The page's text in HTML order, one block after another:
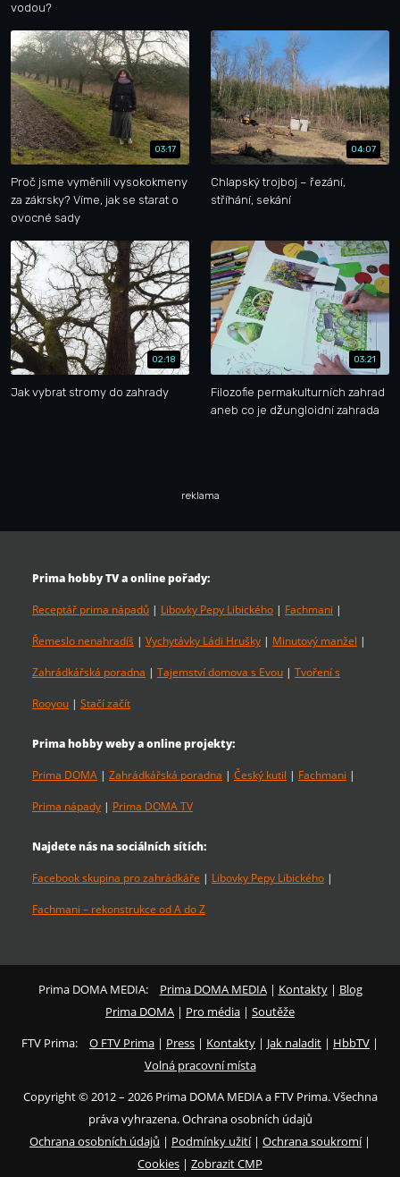
vodou?
03:17
Proč jsme vyměnili vysokokmeny
za zákrsky? Víme, jak se starat o
ovocné sady
04:07
Chlapský trojboj – řezání,
stříhání, sekání
02:18
Jak vybrat stromy do zahrady
03:21
Filozofie permakulturních zahrad
aneb co je džungloidní zahrada
reklama
Prima hobby TV a online pořady:
Receptář prima nápadů | Libovky Pepy Libického | Fachmani |
Řemeslo nenahradíš | Vychytávky Ládi Hrušky | Minutový manžel |
Zahrádkářská poradna | Tajemství domova s Evou | Tvoření s
Rooyou | Stačí začít
Prima hobby weby a online projekty:
Prima DOMA | Zahrádkářská poradna | Český kutil | Fachmani |
Prima nápady | Prima DOMA TV
Najdete nás na sociálních sítích:
Facebook skupina pro zahrádkáře | Libovky Pepy Libického |
Fachmani – rekonstrukce od A do Z
Prima DOMA MEDIA: Prima DOMA MEDIA| Kontakty| Blog
Prima DOMA | Pro média | Soutěže
FTV Prima:
O FTV Prima | Press | Kontakty | Jak naladit | HbbTV |
Volná pracovní místa
Copyright © 2012 – 2026 Prima DOMA MEDIA a FTV Prima. Všechna
práva vyhrazena. Ochrana osobních údajů
Ochrana osobních údajů | Podmínky užití| Ochrana soukromí|
Cookies | Zobrazit CMP